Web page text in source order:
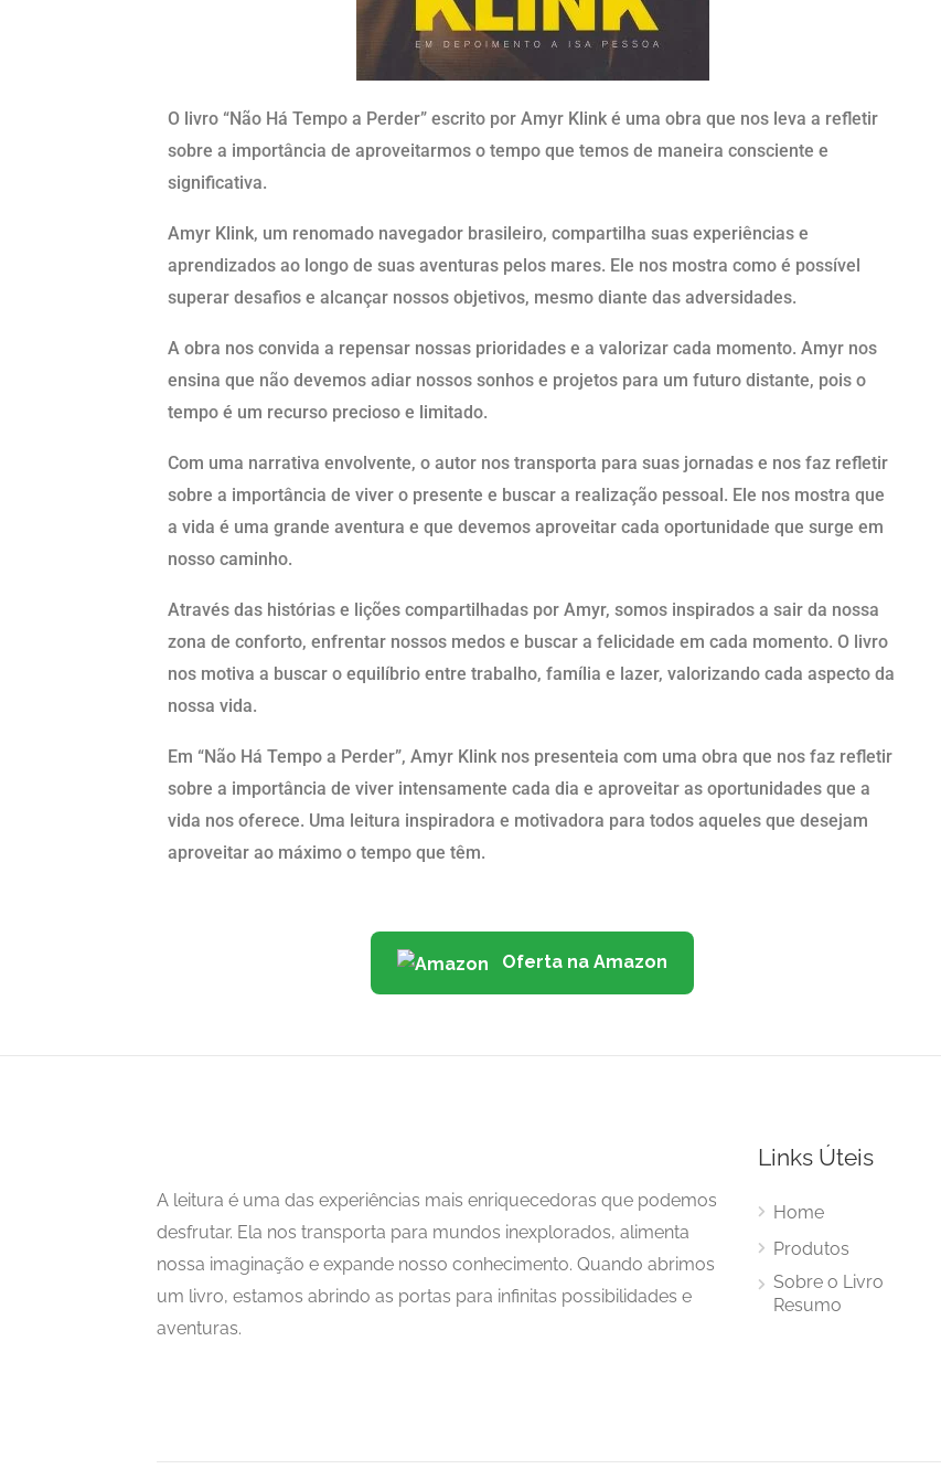
O livro “Não Há Tempo a Perder” escrito por Amyr Klink é uma obra que nos leva a refletir
sobre a importância de aproveitarmos o tempo que temos de maneira consciente e
significativa.
Amyr Klink, um renomado navegador brasileiro, compartilha suas experiências e
aprendizados ao longo de suas aventuras pelos mares. Ele nos mostra como é possível
superar desafios e alcançar nossos objetivos, mesmo diante das adversidades.
A obra nos convida a repensar nossas prioridades e a valorizar cada momento. Amyr nos
ensina que não devemos adiar nossos sonhos e projetos para um futuro distante, pois o
tempo é um recurso precioso e limitado.
Com uma narrativa envolvente, o autor nos transporta para suas jornadas e nos faz refletir
sobre a importância de viver o presente e buscar a realização pessoal. Ele nos mostra que
a vida é uma grande aventura e que devemos aproveitar cada oportunidade que surge em
nosso caminho.
Através das histórias e lições compartilhadas por Amyr, somos inspirados a sair da nossa
zona de conforto, enfrentar nossos medos e buscar a felicidade em cada momento. O livro
nos motiva a buscar o equilíbrio entre trabalho, família e lazer, valorizando cada aspecto da
nossa vida.
Em “Não Há Tempo a Perder”, Amyr Klink nos presenteia com uma obra que nos faz refletir
sobre a importância de viver intensamente cada dia e aproveitar as oportunidades que a
vida nos oferece. Uma leitura inspiradora e motivadora para todos aqueles que desejam
aproveitar ao máximo o tempo que têm.
Oferta na Amazon
A leitura é uma das experiências mais enriquecedoras que podemos
desfrutar. Ela nos transporta para mundos inexplorados, alimenta
nossa imaginação e expande nosso conhecimento. Quando abrimos
um livro, estamos abrindo as portas para infinitas possibilidades e
aventuras.
Links Úteis
Home
Produtos
Sobre o Livro
Resumo